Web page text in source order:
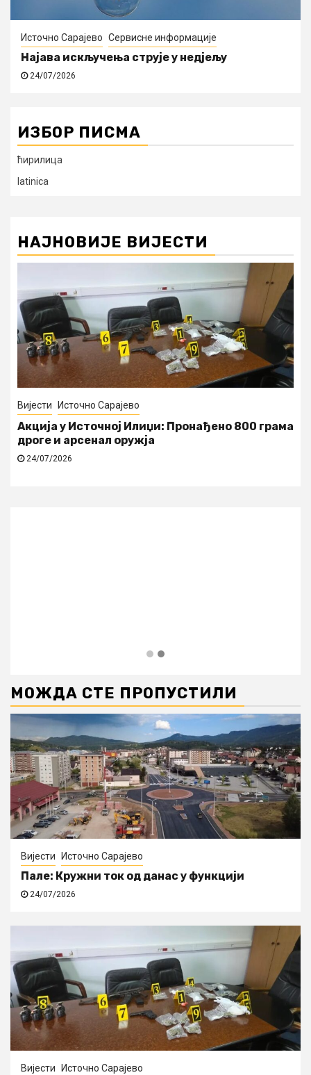
Источно Сарајево Сервисне информације
Најава искључења струје у недјељу
24/07/2026
ИЗБОР ПИСМА
ћирилица
latinica
НАЈНОВИЈЕ ВИЈЕСТИ
Вијести Источно Сарајево
Акција у Источној Илиџи: Пронађено 800 грама
дроге и арсенал оружја
24/07/2026
МОЖДА СТЕ ПРОПУСТИЛИ
Вијести Источно Сарајево
Пале: Кружни ток од данас у функцији
24/07/2026
Вијести Источно Сарајево